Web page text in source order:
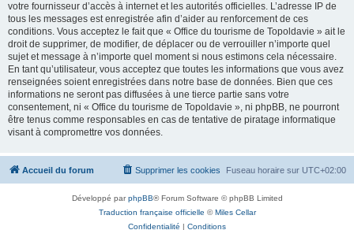
votre fournisseur d’accès à internet et les autorités officielles. L’adresse IP de
tous les messages est enregistrée afin d’aider au renforcement de ces
conditions. Vous acceptez le fait que « Office du tourisme de Topoldavie » ait le
droit de supprimer, de modifier, de déplacer ou de verrouiller n’importe quel
sujet et message à n’importe quel moment si nous estimons cela nécessaire.
En tant qu’utilisateur, vous acceptez que toutes les informations que vous avez
renseignées soient enregistrées dans notre base de données. Bien que ces
informations ne seront pas diffusées à une tierce partie sans votre
consentement, ni « Office du tourisme de Topoldavie », ni phpBB, ne pourront
être tenus comme responsables en cas de tentative de piratage informatique
visant à compromettre vos données.
Accueil du forum Fuseau horaire sur UTC+02:00
Supprimer les cookies
Développé parphpBB® Forum Software © phpBB Limited
Traduction française officielle ©Miles Cellar
Confidentialité | Conditions